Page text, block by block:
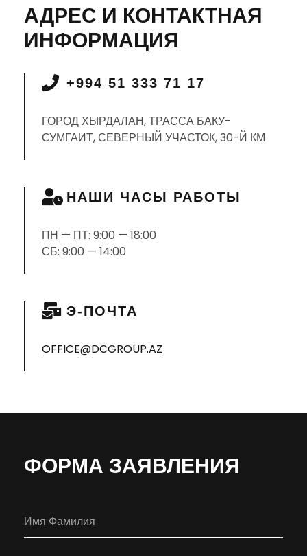
АДРЕС И КОНТАКТНАЯ
ИНФОРМАЦИЯ
+994 51 333 71 17
ГОРОД ХЫРДАЛАН, ТРАССА БАКУ-
СУМГАИТ, СЕВЕРНЫЙ УЧАСТОК, 30-Й КМ
НАШИ ЧАСЫ РАБОТЫ
ПН — ПТ: 9:00 — 18:00
СБ: 9:00 — 14:00
Э-ПОЧТА
OFFICE@DCGROUP.AZ
ФОРМА ЗАЯВЛЕНИЯ